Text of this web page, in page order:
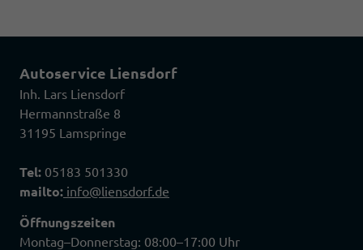
Autoservice Liensdorf
Inh. Lars Liensdorf
Hermannstraße 8
31195 Lamspringe
Tel: 05183 501330
mailto: info@liensdorf.de
Öffnungszeiten
Montag–Donnerstag: 08:00–17:00 Uhr